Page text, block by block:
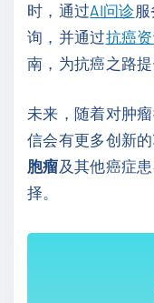
时，通过AI问诊
询，并通过抗癌
南，为抗癌之路提
未来，随着对肿
信会有更多创新的
胞瘤及其他癌症
择。